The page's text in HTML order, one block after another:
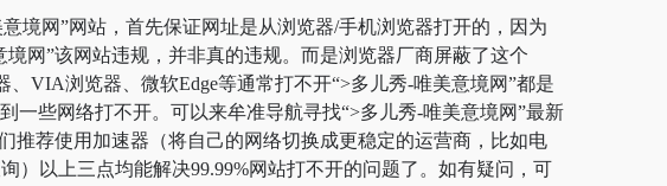
境网”网站，首先保证网址是从浏览器/手机浏览器打开的，因为
网”该网站违规，并非真的违规。而是浏览器厂商屏蔽了这个
VIA浏览器、微软Edge等通常打不开“>多儿秀-唯美意境网”都是
一些网络打不开。可以来牟准导航寻找“>多儿秀-唯美意境网”最新
推荐使用加速器（将自己的网络切换成更稳定的运营商，比如电
）以上三点均能解决99.99%网站打不开的问题了。如有疑问，可